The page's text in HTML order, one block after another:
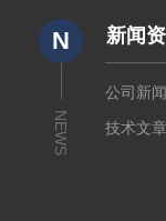
N
NEWS
新闻
公司新
技术文